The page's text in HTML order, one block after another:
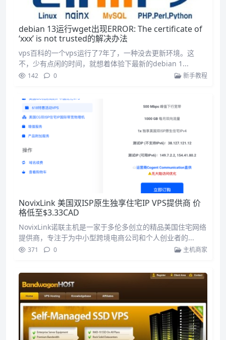
debian 13运行wget出现ERROR: The certificate of
‘xxx’ is not trusted的解决办法
vps百科的一个vps运行了7年了，一种没去更新环境。这
不，少有点闲的时间，就想着体验下最新的debian 1...
142 0 新手教程
NovixLink 美国双ISP原生独享住宅IP VPS提供商 价
格低至$3.33CAD
NovixLink诺联主机是一家于多伦多创立的精品美国住宅网络
提供商，专注于为中小型跨境电商公司和个人创业者的...
371 0 主机商家